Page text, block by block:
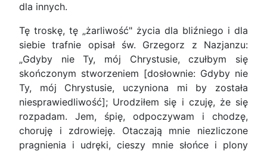
dla innych.
Tę troskę, tę „żarliwość" życia dla bliźniego i dla
siebie trafnie opisał św. Grzegorz z Nazjanzu:
„Gdyby nie Ty, mój Chrystusie, czułbym się
skończonym stworzeniem [dosłownie: Gdyby nie
Ty, mój Chrystusie, uczyniona mi by została
niesprawiedliwość]; Urodziłem się i czuję, że się
rozpadam. Jem, śpię, odpoczywam i chodzę,
choruję i zdrowieję. Otaczają mnie niezliczone
pragnienia i udręki, cieszy mnie słońce i plony